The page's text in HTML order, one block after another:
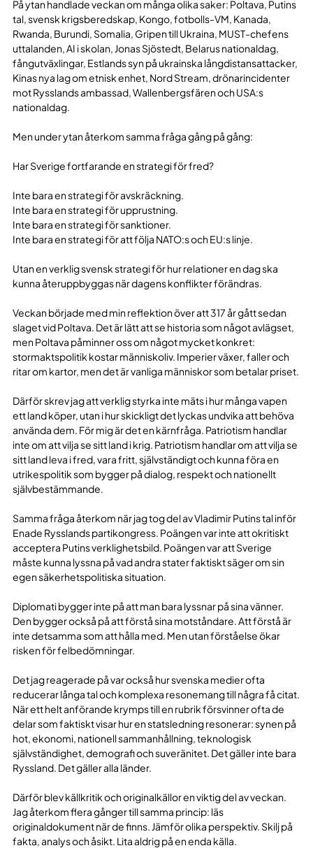
På ytan handlade veckan om många olika saker: Poltava, Putins
tal, svensk krigsberedskap, Kongo, fotbolls-VM, Kanada,
Rwanda, Burundi, Somalia, Gripen till Ukraina, MUST-chefens
uttalanden, AI i skolan, Jonas Sjöstedt, Belarus nationaldag,
fångutväxlingar, Estlands syn på ukrainska långdistansattacker,
Kinas nya lag om etnisk enhet, Nord Stream, drönarincidenter
mot Rysslands ambassad, Wallenbergsfären och USA:s
nationaldag.
Men under ytan återkom samma fråga gång på gång:
Har Sverige fortfarande en strategi för fred?
Inte bara en strategi för avskräckning.
Inte bara en strategi för upprustning.
Inte bara en strategi för sanktioner.
Inte bara en strategi för att följa NATO:s och EU:s linje.
Utan en verklig svensk strategi för hur relationer en dag ska
kunna återuppbyggas när dagens konflikter förändras.
Veckan började med min reflektion över att 317 år gått sedan
slaget vid Poltava. Det är lätt att se historia som något avlägset,
men Poltava påminner oss om något mycket konkret:
stormaktspolitik kostar människoliv. Imperier växer, faller och
ritar om kartor, men det är vanliga människor som betalar priset.
Därför skrev jag att verklig styrka inte mäts i hur många vapen
ett land köper, utan i hur skickligt det lyckas undvika att behöva
använda dem. För mig är det en kärnfråga. Patriotism handlar
inte om att vilja se sitt land i krig. Patriotism handlar om att vilja se
sitt land leva i fred, vara fritt, självständigt och kunna föra en
utrikespolitik som bygger på dialog, respekt och nationellt
självbestämmande.
Samma fråga återkom när jag tog del av Vladimir Putins tal inför
Enade Rysslands partikongress. Poängen var inte att okritiskt
acceptera Putins verklighetsbild. Poängen var att Sverige
måste kunna lyssna på vad andra stater faktiskt säger om sin
egen säkerhetspolitiska situation.
Diplomati bygger inte på att man bara lyssnar på sina vänner.
Den bygger också på att förstå sina motståndare. Att förstå är
inte detsamma som att hålla med. Men utan förståelse ökar
risken för felbedömningar.
Det jag reagerade på var också hur svenska medier ofta
reducerar långa tal och komplexa resonemang till några få citat.
När ett helt anförande krymps till en rubrik försvinner ofta de
delar som faktiskt visar hur en statsledning resonerar: synen på
hot, ekonomi, nationell sammanhållning, teknologisk
självständighet, demografi och suveränitet. Det gäller inte bara
Ryssland. Det gäller alla länder.
Därför blev källkritik och originalkällor en viktig del av veckan.
Jag återkom flera gånger till samma princip: läs
originaldokument när de finns. Jämför olika perspektiv. Skilj på
fakta, analys och åsikt. Lita aldrig på en enda källa.